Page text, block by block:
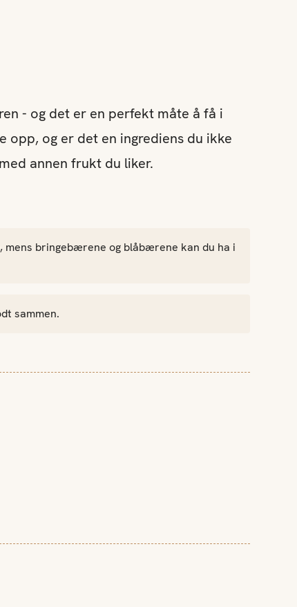
- og det er en perfekt måte å få i
opp, og er det en ingrediens du ikke
annen frukt du liker.
bringebærene og blåbærene kan du ha i
sammen.